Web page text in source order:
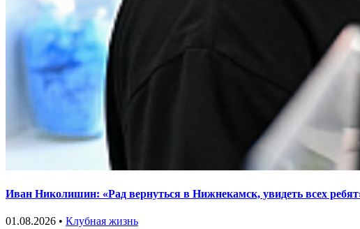
Иван Николишин: «Рад вернуться в Нижнекамск, увидеть всех
01.08.2026 • Клубная жизнь